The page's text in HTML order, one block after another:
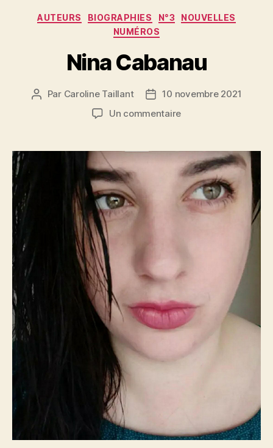
Catégories
AUTEURS BIOGRAPHIES N°3
NOUVELLES
NUMÉROS
Nina Cabanau
Auteur
Par Caroline Taillant
Date10 novembre 2021
Un commentairesur